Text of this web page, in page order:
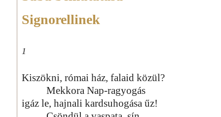
Signorellinek
1
Kiszökni, római ház, falaid közül?
Mekkora Nap-ragyogás
igáz le, hajnali kardsuhogása űz!